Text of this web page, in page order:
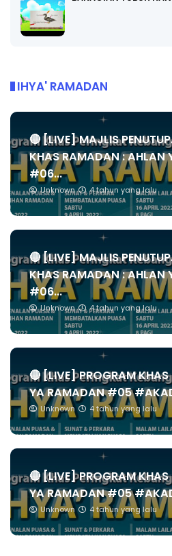
IHYA' RAMADAN
🔴 [LIVE] MAJLIS
KHAS RAMADAN : AHLAN
#06...
Unknown 4 tahun yang lalu
🔴 [LIVE] MAJLIS
KHAS RAMADAN : AHLAN
#06...
Unknown 4 tahun yang lalu
🔴 [LIVE] PROGRAM
YA RAMADAN #05
Unknown 4 tahun yang lalu
🔴 [LIVE] PROGRAM
YA RAMADAN #05
Unknown 4 tahun yang lalu